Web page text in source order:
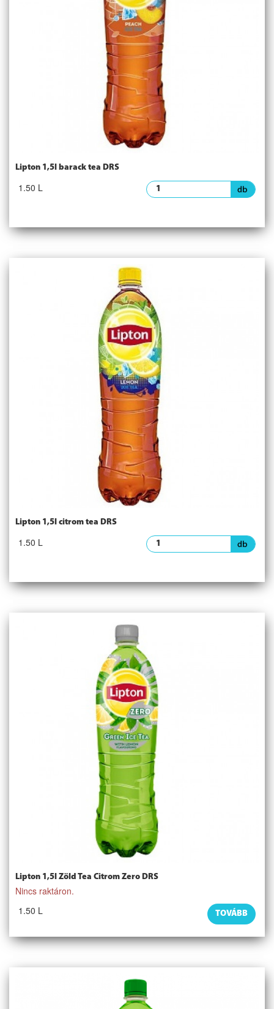
Lipton 1,5l barack tea DRS
1.50 L
Lipton 1,5l citrom tea DRS
1.50 L
Lipton 1,5l Zöld Tea Citrom Zero DRS
Nincs raktáron.
1.50 L
TOVÁBB